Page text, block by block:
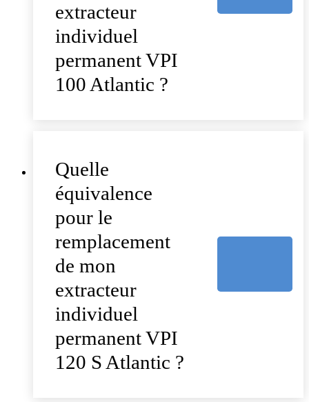
extracteur
individuel
permanent VPI
100 Atlantic ?
Quelle
équivalence
pour le
remplacement
de mon
extracteur
individuel
permanent VPI
120 S Atlantic ?